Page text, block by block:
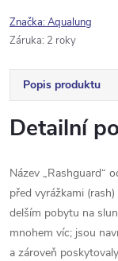
Značka:Aqualung
Záruka: 2 roky
Popis produktu
Detailní
Název „Rashguard“
před vyrážkami
delším pobytu na
mnohem víc; jsou
a zároveň